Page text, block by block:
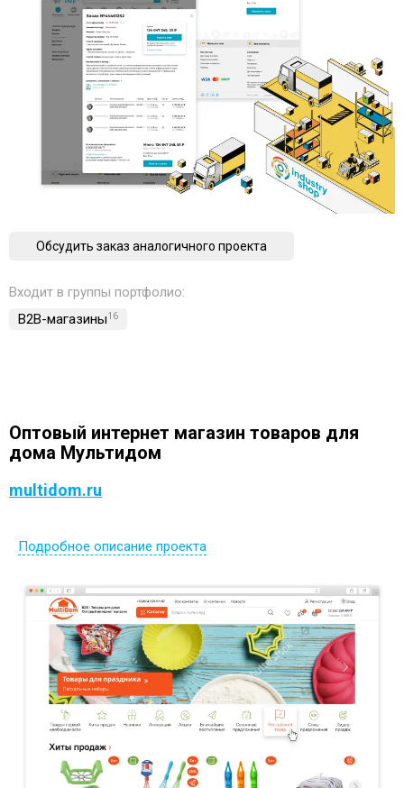
Обсудить заказ аналогичного проекта
Входит в группы портфолио:
B2B-магазины16
Оптовый интернет магазин товаров для
дома Мультидом
multidom.ru
Подробное описание проекта